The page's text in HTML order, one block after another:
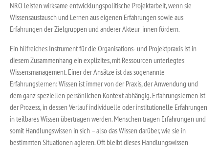
NRO leisten wirksame entwicklungspolitische Projektarbeit, wenn sie
Wissensaustausch und Lernen aus eigenen Erfahrungen sowie aus
Erfahrungen der Zielgruppen und anderer Akteur_innen fördern.
Ein hilfreiches Instrument für die Organisations- und Projektpraxis ist in
diesem Zusammenhang ein explizites, mit Ressourcen unterlegtes
Wissensmanagement. Einer der Ansätze ist das sogenannte
Erfahrungslernen: Wissen ist immer von der Praxis, der Anwendung und
dem ganz speziellen persönlichen Kontext abhängig. Erfahrungslernen ist
der Prozess, in dessen Verlauf individuelle oder institutionelle Erfahrungen
in teilbares Wissen übertragen werden. Menschen tragen Erfahrungen und
somit Handlungswissen in sich – also das Wissen darüber, wie sie in
bestimmten Situationen agieren. Oft bleibt dieses Handlungswissen